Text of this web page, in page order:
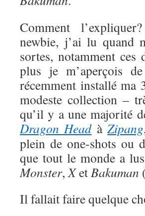
Comment
newbie, j’ai lu quand
sortes, notamment
plus je m’aperçois
récemment installé ma
modeste collection –
qu’il y a une majorité
Dragon HeadàZipang
plein de one-shots ou
que tout le monde a
Monster,XetBakuman
Il fallait faire quelque